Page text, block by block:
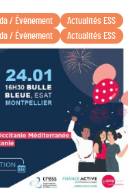
/ Événement
Actualités ESS
/ Événement
Actualités ESS